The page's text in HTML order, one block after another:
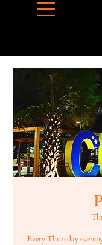
Every Thursday